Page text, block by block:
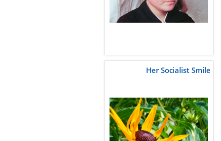
Her Socialist Smile